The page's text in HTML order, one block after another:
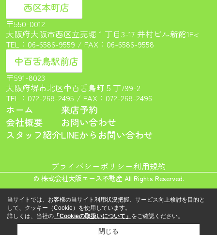
西区本町店
〒550-0012
大阪府大阪市西区立売堀１丁目3-17 井村ビル新館1F<
TEL： 06-6586-9559 / FAX：06-6586-9558
中百舌鳥駅前店
〒591-8023
大阪府堺市北区中百舌鳥町５丁799-2
TEL： 072-268-2495 / FAX：072-268-2496
ホーム
会社概要
スタッフ紹介
来店予約
お問い合わせ
LINEからお問い合わせ
プライバシーポリシー利用規約
© 株式会社大阪エース不動産 All Rights Reserved.
当サイトでは、お客様の当サイト利用状況把握、サービス向上検討を目的と
して、クッキー（Cookie）を使用しています。
詳しくは、当社の 「Cookieの取扱いについて」 をご確認ください。
閉じる